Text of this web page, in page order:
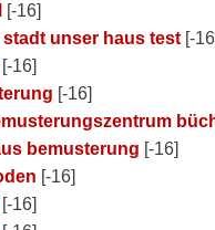
[-16]
stadt unser haus test[-
[-16]
[-16]
bemusterung [-16]
[-16]
[-16]